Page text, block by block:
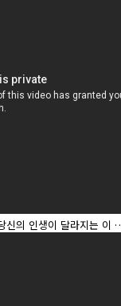
신의 인생이 달라지는 이